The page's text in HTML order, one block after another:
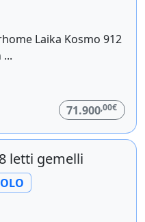
Laika Kosmo 912
71.900,00€
letti gemelli